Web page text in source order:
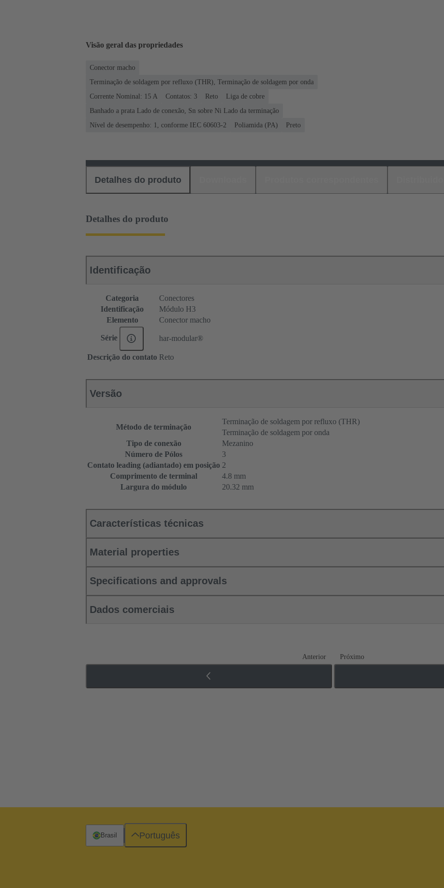
Visão geral das propriedades
Conector macho
Terminação de soldagem por refluxo (THR), Terminação de soldagem por onda
Corrente Nominal: ‌15 A
Contatos: 3 Reto
Liga de cobre
Banhado a prata Lado de conexão, Sn sobre Ni Lado da terminação
Nível de desempenho: 1, conforme IEC 60603-2
Poliamida (PA) Preto
Detalhes do produto
Detalhes do produto
Identificação
Categoria
Conectores
Identificação
Módulo H3
Elemento
Conector macho
Série har-modular®
Descrição do contato Reto
Versão
Método de terminação
Terminação de soldagem por refluxo (THR)
Terminação de soldagem por onda
Tipo de conexão
Mezanino
Número de Pólos
3
Contato leading (adiantado) em posição 2
Comprimento de terminal
4.8 mm
Largura do módulo
20.32 mm
Características técnicas
Material properties
Specifications and approvals
Dados comerciais
Anterior Próximo
Brasil Português